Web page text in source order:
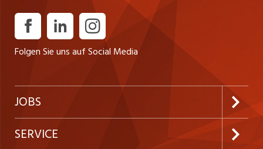
Folgen Sie uns auf Social Media
JOBS
Jobabo abonnieren
SERVICE